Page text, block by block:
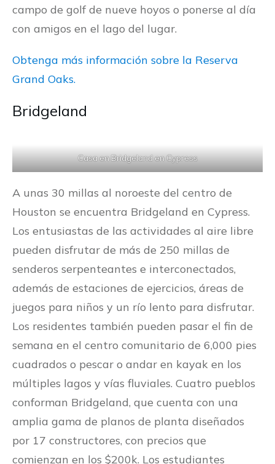
campo de golf de nueve hoyos o ponerse al día
con amigos en el lago del lugar.
Obtenga más información sobre la Reserva
Grand Oaks.
Bridgeland
Casa en Bridgeland en Cypress
A unas 30 millas al noroeste del centro de
Houston se encuentra Bridgeland en Cypress.
Los entusiastas de las actividades al aire libre
pueden disfrutar de más de 250 millas de
senderos serpenteantes e interconectados,
además de estaciones de ejercicios, áreas de
juegos para niños y un río lento para disfrutar.
Los residentes también pueden pasar el fin de
semana en el centro comunitario de 6,000 pies
cuadrados o pescar o andar en kayak en los
múltiples lagos y vías fluviales. Cuatro pueblos
conforman Bridgeland, que cuenta con una
amplia gama de planos de planta diseñados
por 17 constructores, con precios que
comienzan en los $200k. Los estudiantes